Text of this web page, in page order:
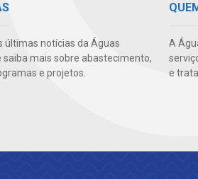
últimas notícias da Águas
saiba mais sobre abastecimento,
e projetos.
A
e